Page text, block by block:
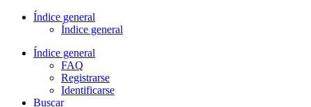
Índice general
Índice general
Índice general
FAQ
Registrarse
Identificarse
Buscar